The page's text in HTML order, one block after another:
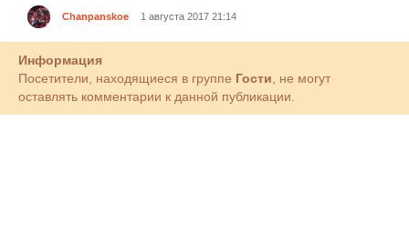
Chanpanskoe 1 августа 2017 21:14
Информация
Посетители, находящиеся в группе Гости , не могут
оставлять комментарии к данной публикации.